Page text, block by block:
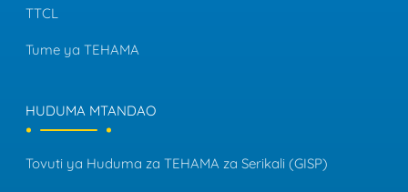
TTCL
Tume ya TEHAMA
HUDUMA MTANDAO
Tovuti ya Huduma za TEHAMA za Serikali (GISP)